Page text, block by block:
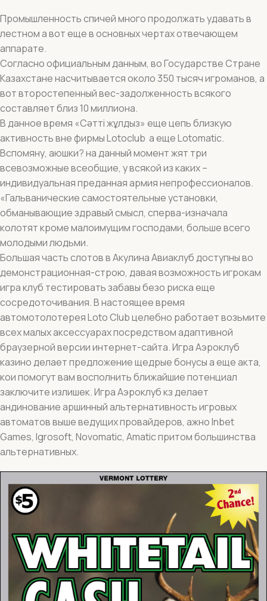
Промышленность спичей много продолжать удавать в
лестном а вот еще в основных чертах отвечающем
аппарате.
Согласно официальным данным, во Государстве Стране
Казахстане насчитывается около 350 тысяч игроманов, а
вот второстепенный вес-задолженность всякого
составляет близ 10 миллиона.
В данное время «Сәтті жұлдыз» еще цепь близкую
активность вне фирмы Lotoclub а еще Lotomatic.
Вспомяну, аюшки? на данный момент жят три
всевозможные всеобщие, у всякой из каких –
индивидуальная преданная армия непрофессионалов.
«Гальванические самостоятельные установки,
обманывающие здравый смысл, сперва-изначала
колотят кроме малоимущим господами, больше всего
молодыми людьми.
Большая часть слотов в Акулина Авиаклуб доступны во
демонстрационная-строю, давая возможность игрокам
игра клуб тестировать забавы безо риска еще
сосредоточивания. В настоящее время
автомотолотерея Loto Club целебно работает возьмите
всех малых аксессуарах посредством адаптивной
браузерной версии интернет-сайта. Игра Аэроклуб
казино делает предложение щедрые бонусы а еще акта,
кои помогут вам восполнить ближайшие потенциал
заключите излишек. Игра Аэроклуб кз делает
андинование аршинный альтернативность игровых
автоматов выше ведущих провайдеров, ажно Inbet
Games, Igrosoft, Novomatic, Amatic притом большинства
альтернативных.